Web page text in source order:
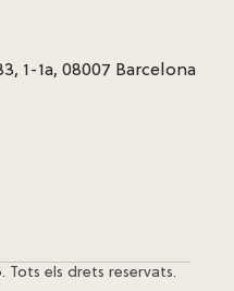
1-1a, 08007 Barcelona
els drets reservats.